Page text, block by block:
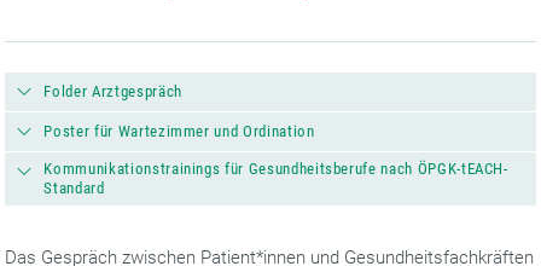
Folder Arztgespräch
Poster für Wartezimmer und Ordination
Kommunikationstrainings für Gesundheitsberufe nach ÖPGK-tEACH-
Standard
Das Gespräch zwischen Patient*innen und Gesundheitsfachkräften